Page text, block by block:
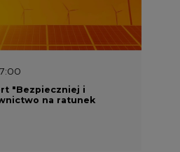
"Bezpieczniej i
na ratunek